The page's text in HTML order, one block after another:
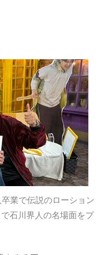
卒業で伝説のローション
石川界人の名場面をプ